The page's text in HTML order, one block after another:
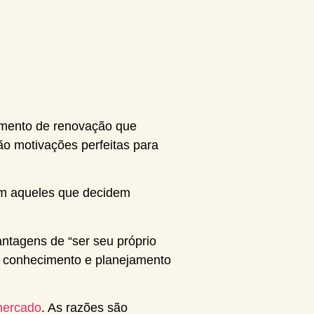
de renovação que
motivações perfeitas para
aqueles que decidem
de “ser seu próprio
e planejamento
. As razões são